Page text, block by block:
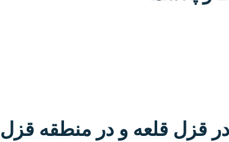
قزل قلعه و در منطقه قزل